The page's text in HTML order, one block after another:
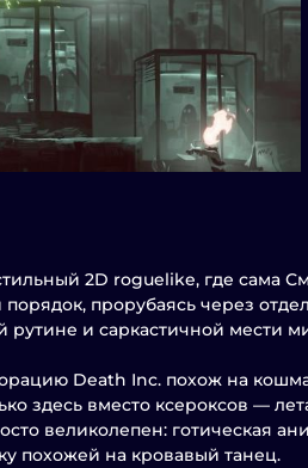
2D roguelike, где сама
порядок, прорубаясь через
и саркастичной мести
Death Inc. похож на
здесь вместо ксероксов —
великолепен: готическая
похожей на кровавый танец.